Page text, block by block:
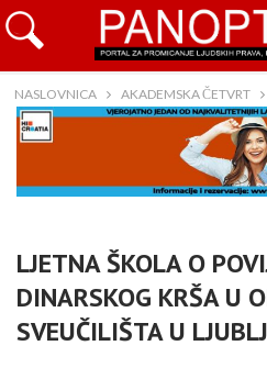
NASLOVNICA AKADEMSKA ČETVRT
LJETNA ŠKOLA O
DINARSKOG KRŠA U
SVEUČILIŠTA U